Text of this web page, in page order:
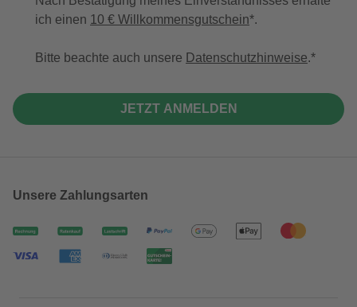
ich einen 10 € Willkommensgutschein*.
Bitte beachte auch unsere Datenschutzhinweise.
JETZT ANMELDEN
Unsere Zahlungsarten